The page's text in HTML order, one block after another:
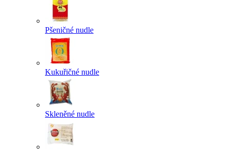
Pšeničné nudle
Kukuřičné nudle
Skleněné nudle